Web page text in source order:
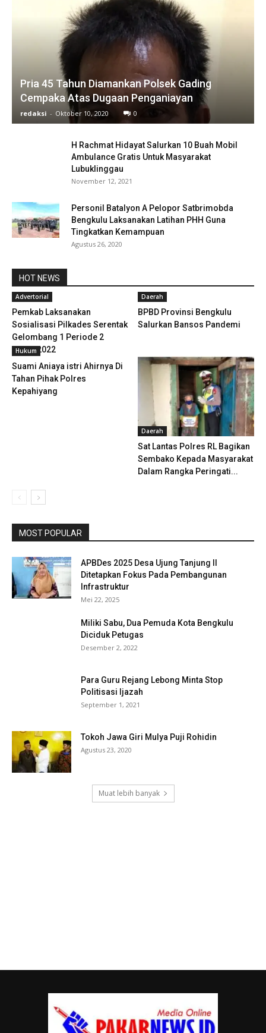
Pria 45 Tahun Diamankan Polsek Gading
Cempaka Atas Dugaan Penganiayan
redaksi - Oktober 10, 2020 0
H Rachmat Hidayat Salurkan 10 Buah Mobil
Ambulance Gratis Untuk Masyarakat
Lubuklinggau
November 12, 2021
Personil Batalyon A Pelopor Satbrimobda
Bengkulu Laksanakan Latihan PHH Guna
Tingkatkan Kemampuan
Agustus 26, 2020
HOT NEWS
Advertorial
Pemkab Laksanakan
Sosialisasi Pilkades Serentak
Gelombang 1 Periode 2
Tahun 2022
Daerah
BPBD Provinsi Bengkulu
Salurkan Bansos Pandemi
Hukum
Suami Aniaya istri Ahirnya Di
Tahan Pihak Polres
Kepahiyang
Daerah
Sat Lantas Polres RL Bagikan
Sembako Kepada Masyarakat
Dalam Rangka Peringati...
MOST POPULAR
APBDes 2025 Desa Ujung Tanjung II
Ditetapkan Fokus Pada Pembangunan
Infrastruktur
Mei 22, 2025
Miliki Sabu, Dua Pemuda Kota Bengkulu
Diciduk Petugas
Desember 2, 2022
Para Guru Rejang Lebong Minta Stop
Politisasi Ijazah
September 1, 2021
Tokoh Jawa Giri Mulya Puji Rohidin
Agustus 23, 2020
Muat lebih banyak